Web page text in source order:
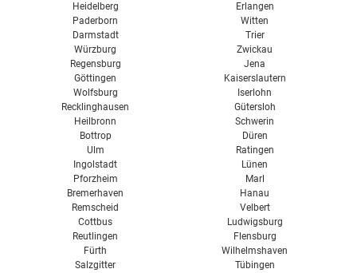
Heidelberg
Paderborn
Darmstadt
Würzburg
Regensburg
Göttingen
Wolfsburg
Recklinghausen
Heilbronn
Bottrop
Ulm
Ingolstadt
Pforzheim
Bremerhaven
Remscheid
Cottbus
Reutlingen
Fürth
Salzgitter
Erlangen
Witten
Trier
Zwickau
Jena
Kaiserslautern
Iserlohn
Gütersloh
Schwerin
Düren
Ratingen
Lünen
Marl
Hanau
Velbert
Ludwigsburg
Flensburg
Wilhelmshaven
Tübingen